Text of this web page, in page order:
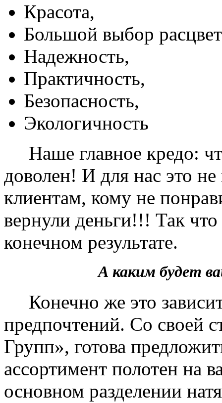
Красота,
Большой выбор
Надежность,
Практичность,
Безопасность,
Экологичность
Наше главное кредо:
доволен! И для нас это
клиентам, кому не
вернули деньги!!! Так
конечном результате.
А каким будет
Конечно же это
предпочтений. Со своей
Групп», готова
ассортимент полотен на
основном разделении